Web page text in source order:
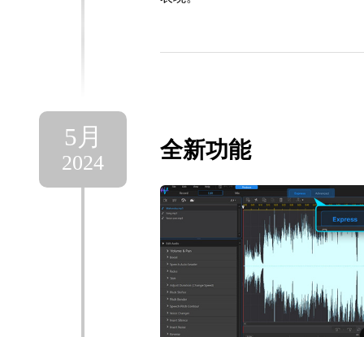
5月
2024 全新功能